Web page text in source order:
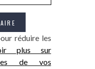
réduire les
plus sur
de vos